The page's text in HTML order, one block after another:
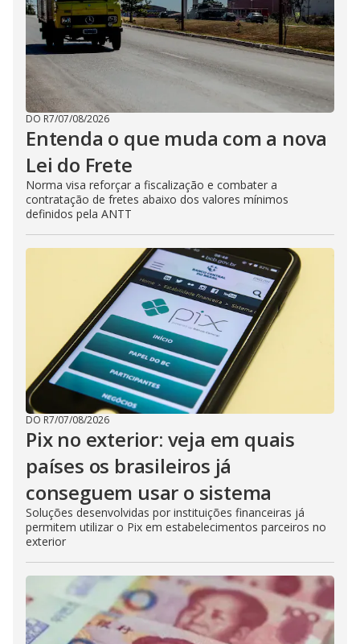
DO R7/07/08/2026
Entenda o que muda com a nova
Lei do Frete
Norma visa reforçar a fiscalização e combater a
contratação de fretes abaixo dos valores mínimos
definidos pela ANTT
DO R7/07/08/2026
Pix no exterior: veja em quais
países os brasileiros já
conseguem usar o sistema
Soluções desenvolvidas por instituições financeiras já
permitem utilizar o Pix em estabelecimentos parceiros no
exterior